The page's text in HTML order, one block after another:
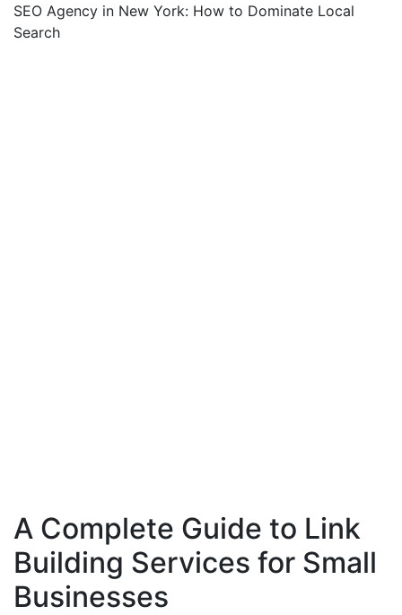
SEO Agency in New York: How to Dominate Local
Search
A Complete Guide to Link
Building Services for Small
Businesses